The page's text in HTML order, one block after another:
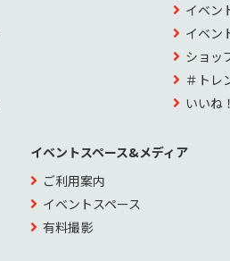
イベン
イベン
ショッ
＃トレ
いいね
イベントスペース&メディア
ご利用案内
イベントスペース
有料撮影